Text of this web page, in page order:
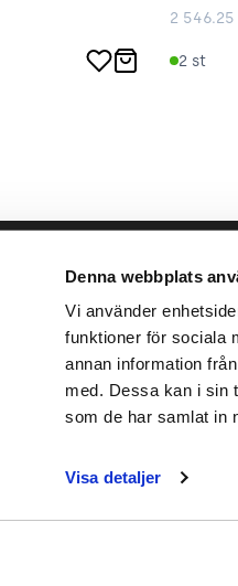
Denna webbplats
Vi använder
funktioner för sociala
annan information
med. Dessa kan i sin
som de har samlat in
Visa detaljer
2 546.25
2 st
Hjälp & support
Bli säljare
Kontakta oss
Vårt